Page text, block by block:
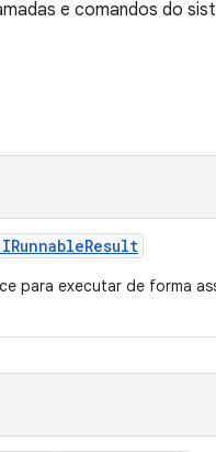
e comandos do
IRunnableResult
para executar de forma